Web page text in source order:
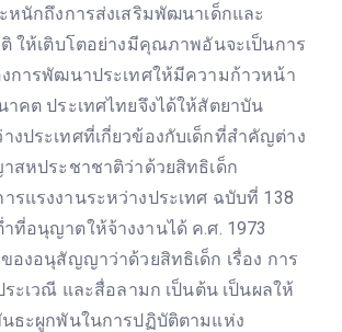
หนักถึงการส่งเสริมพัฒนาเด็กและ
ให้เติบโตอย่างมีคุณภาพอันจะเป็นการ
การพัฒนาประเทศให้มีความก้าวหน้า
คต ประเทศไทยจึงได้ให้สัตยาบัน
ประเทศที่เกี่ยวข้องกับเด็กที่สำคัญต่าง
สหประชาชาติว่าด้วยสิทธิเด็ก
แรงงานระหว่างประเทศ ฉบับที่ 138
ที่อนุญาตให้จ้างงานได้ ค.ศ. 1973
องอนุสัญญาว่าด้วยสิทธิเด็ก เรื่อง การ
ระเวณี และสื่อลามก เป็นต้น เป็นผลให้
ธะผูกพันในการปฏิบัติตามแห่ง